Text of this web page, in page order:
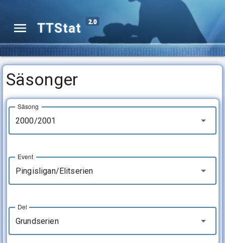
TTStat 2.0
Säsonger
2000/2001
Säsong
Pingisligan/Elitserien
Event
Grundserien
Del